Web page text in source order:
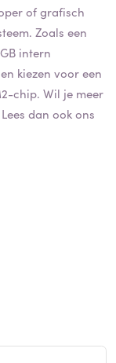
of grafisch
Zoals een
intern
kiezen voor een
chip. Wil je meer
dan ook ons